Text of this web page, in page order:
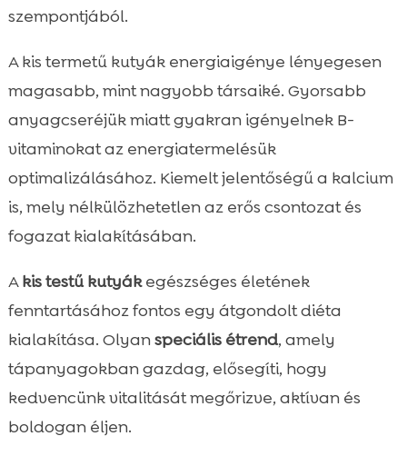
szempontjából.
A kis termetű kutyák energiaigénye lényegesen
magasabb, mint nagyobb társaiké. Gyorsabb
anyagcseréjük miatt gyakran igényelnek B-
vitaminokat az energiatermelésük
optimalizálásához. Kiemelt jelentőségű a kalcium
is, mely nélkülözhetetlen az erős csontozat és
fogazat kialakításában.
Akis testű kutyákegészséges életének
fenntartásához fontos egy átgondolt diéta
kialakítása. Olyanspeciális étrend, amely
tápanyagokban gazdag, elősegíti, hogy
kedvencünk vitalitását megőrizve, aktívan és
boldogan éljen.